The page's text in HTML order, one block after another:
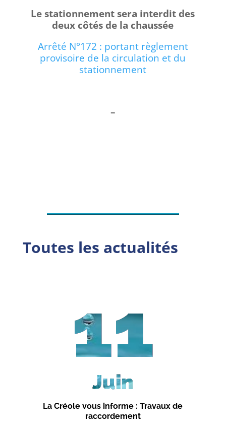
Le stationnement sera interdit des
deux côtés de la chaussée
Arrêté N°172 : portant règlement
provisoire de la circulation et du
stationnement
–
Toutes les actualités
La Créole vous informe : Travaux de
raccordement
11
Juin